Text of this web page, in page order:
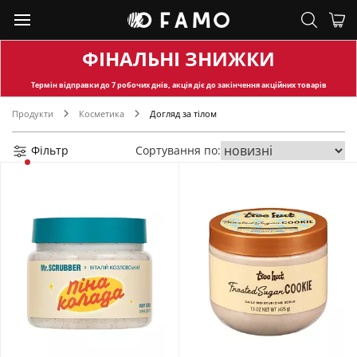
ФІНАЛЬНІ ЗНИЖКИ
Термін відправкидо 7 робочих днів, акція діє до закінчення акційних товарів
Продукти Косметика Догляд за тілом
Фільтр Сортування по: